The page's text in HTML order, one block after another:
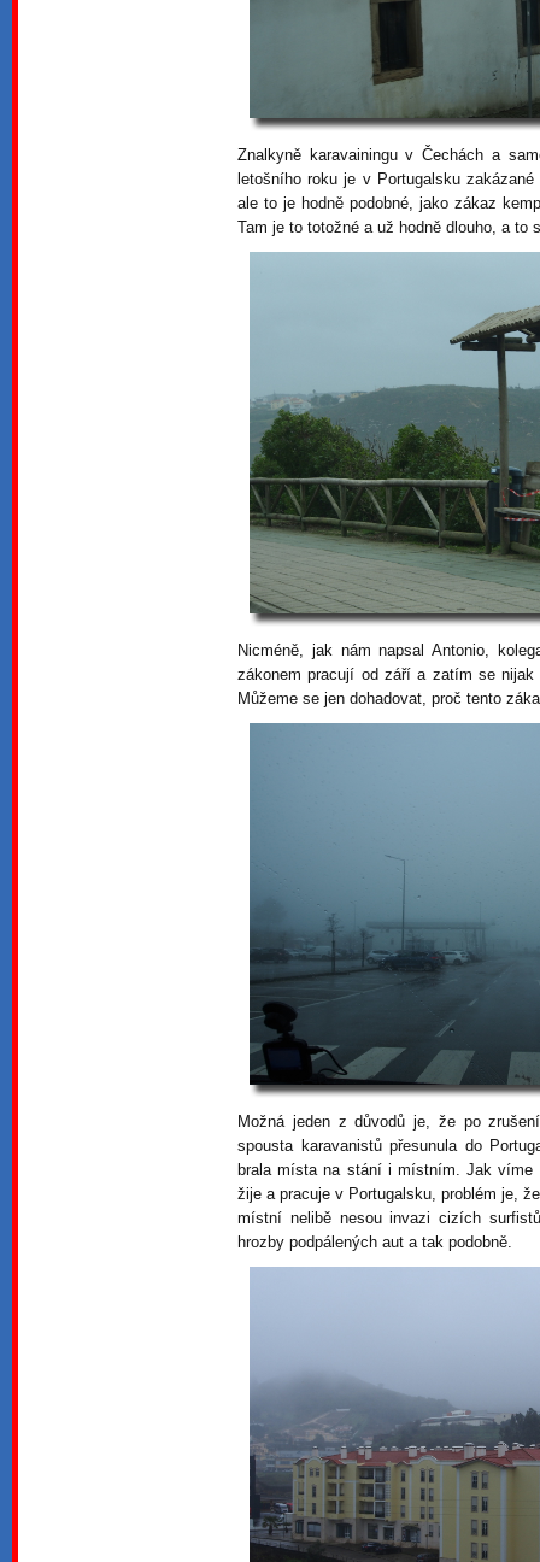
Znalkyně karavainingu v Čechách a
letošního roku je v Portugalsku
ale to je hodně podobné, jako zákaz
Tam je to totožné a už hodně dlouho, a
Nicméně, jak nám napsal Antonio,
zákonem pracují od září a zatím se
Můžeme se jen dohadovat, proč tento
Možná jeden z důvodů je, že po
spousta karavanistů přesunula do
brala místa na stání i místním. Jak
žije a pracuje v Portugalsku, problém je,
místní nelibě nesou invazi cizích
hrozby podpálených aut a tak podobně.